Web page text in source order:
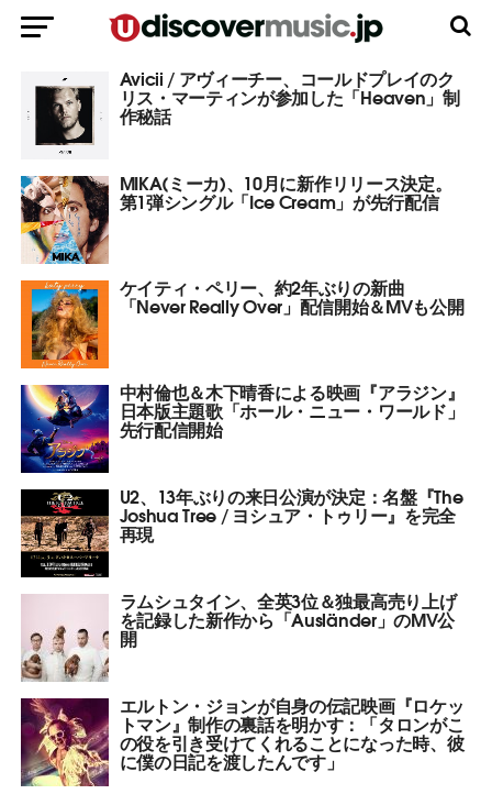
Avicii / アヴィーチー、コールドプレイのク
リス・マーティンが参加した「Heaven」制
作秘話
MIKA(ミーカ)、10月に新作リリース決定。
第1弾シングル「Ice Cream」が先行配信
ケイティ・ペリー、約2年ぶりの新曲
「Never Really Over」配信開始＆MVも公開
中村倫也＆木下晴香による映画『アラジン』
日本版主題歌「ホール・ニュー・ワールド」
先行配信開始
U2、13年ぶりの来日公演が決定：名盤『The
Joshua Tree / ヨシュア・トゥリー』を完全
再現
ラムシュタイン、全英3位＆独最高売り上げ
を記録した新作から「Ausländer」のMV公
開
エルトン・ジョンが自身の伝記映画『ロケッ
トマン』制作の裏話を明かす：「タロンがこ
の役を引き受けてくれることになった時、彼
に僕の日記を渡したんです」